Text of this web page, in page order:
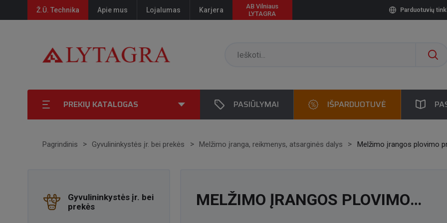
Ž.Ū. Technika Apie mus Lojalumas Karjera
AB Vilniaus
LYTAGRA
Parduotuvių
PREKIŲ KATALOGAS PASIŪLYMAI IŠPARDUOTUVĖ
Pagrindinis Gyvulininkystės įr. bei prekės Melžimo įranga, reikmenys, atsarginės dalys Melžimo įrangos plovimo
Gyvulininkystės įr. bei
prekės
MELŽIMO ĮRANGOS PLOVIMO